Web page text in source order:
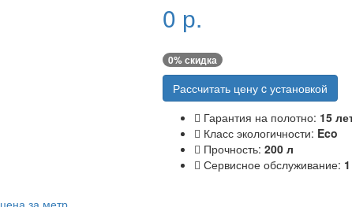
0 р.
0% скидка
Рассчитать цену c установкой
Гарантия на полотно: 15
Класс экологичности: Eco
Прочность: 200 л
Сервисное обслуживание: